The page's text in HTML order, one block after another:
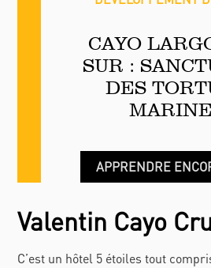
CAYO
SUR :
DES
APPRENDRE
Valentin Cayo
C’est un hôtel 5 étoiles tout